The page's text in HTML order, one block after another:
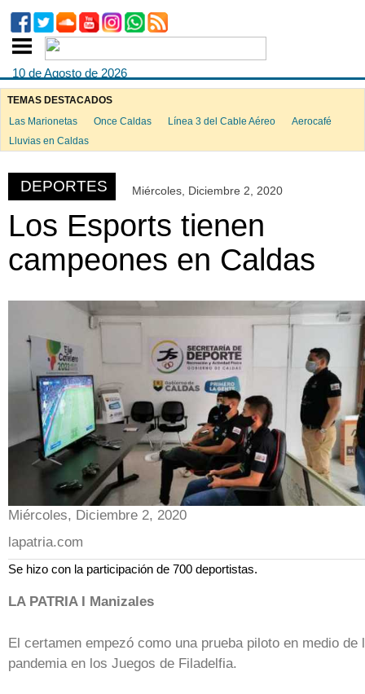
10 de Agosto de 2026
TEMAS DESTACADOS
Las Marionetas
Once Caldas Línea 3 del Cable Aéreo
Aerocafé
Lluvias en Caldas
DEPORTES Miércoles, Diciembre 2, 2020
Los Esports tienen
campeones en Caldas
Miércoles, Diciembre 2, 2020
lapatria.com
Se hizo con la participación de 700 deportistas.
LA PATRIA I Manizales
El certamen empezó como una prueba piloto en medio de
pandemia en los Juegos de Filadelfia.